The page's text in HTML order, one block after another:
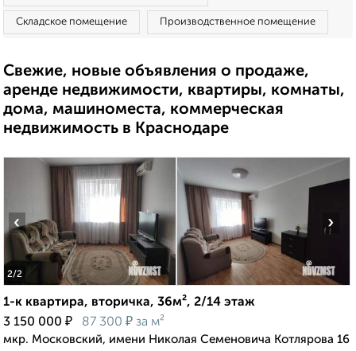
Складское помещение Производственное помещение
Свежие, новые объявления о продаже,
аренде недвижимости, квартиры, комнаты,
дома, машиноместа, коммерческая
недвижимость в Краснодаре
2/2
‹ ›
1-к квартира, вторичка, 36м², 2/14 этаж
3 150 000 ₽ 87 300 ₽ за м²
мкр. Московский, имени Николая Семеновича Котлярова 16